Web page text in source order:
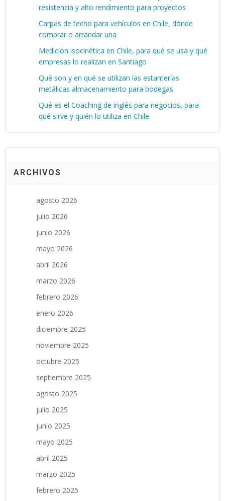
resistencia y alto rendimiento para proyectos
Carpas de techo para vehículos en Chile, dónde
comprar o arrandar una
Medición isocinética en Chile, para qué se usa y qué
empresas lo realizan en Santiago
Qué son y en qué se utilizan las estanterías
metálicas almacenamiento para bodegas
Qué es el Coaching de inglés para negocios, para
qué sirve y quién lo utiliza en Chile
ARCHIVOS
agosto 2026
julio 2026
junio 2026
mayo 2026
abril 2026
marzo 2026
febrero 2026
enero 2026
diciembre 2025
noviembre 2025
octubre 2025
septiembre 2025
agosto 2025
julio 2025
junio 2025
mayo 2025
abril 2025
marzo 2025
febrero 2025